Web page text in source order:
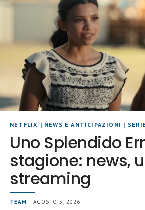
NETFLIX | NEWS E ANTICIPAZIONI |
Uno Splendido
stagione: news,
streaming
TEAM | AGOSTO 5, 2026